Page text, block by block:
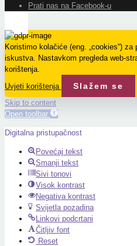
Prati nas na Facebook-u
Koristimo kolačiće (eng. „cookies“)
iskustva. Nastavkom pregleda web-
korištenja.
Uvjeti korištenja
Slažem se
Skip to content
Open toolbar
Digitalna pristupačnost
Povećaj tekst
Smanji tekst
Sivi tonovi
Visok kontrast
Negativa kontrast
Svijetla pozadina
Linkovi podcrtani
Čitljiv font
Reset